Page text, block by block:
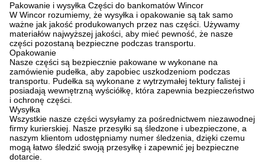
Pakowanie i wysyłka Części do bankomatów Wincor
W Wincor rozumiemy, że wysyłka i opakowanie są tak samo
ważne jak jakość produkowanych przez nas części. Używamy
materiałów najwyższej jakości, aby mieć pewność, że nasze
części pozostaną bezpieczne podczas transportu.
Opakowanie
Nasze części są bezpiecznie pakowane w wykonane na
zamówienie pudełka, aby zapobiec uszkodzeniom podczas
transportu. Pudełka są wykonane z wytrzymałej tektury falistej i
posiadają wewnętrzną wyściółkę, która zapewnia bezpieczeństwo
i ochronę części.
Wysyłka
Wszystkie nasze części wysyłamy za pośrednictwem niezawodnej
firmy kurierskiej. Nasze przesyłki są śledzone i ubezpieczone, a
naszym klientom udostępniamy numer śledzenia, dzięki czemu
mogą łatwo śledzić swoją przesyłkę i zapewnić jej bezpieczne
dotarcie.